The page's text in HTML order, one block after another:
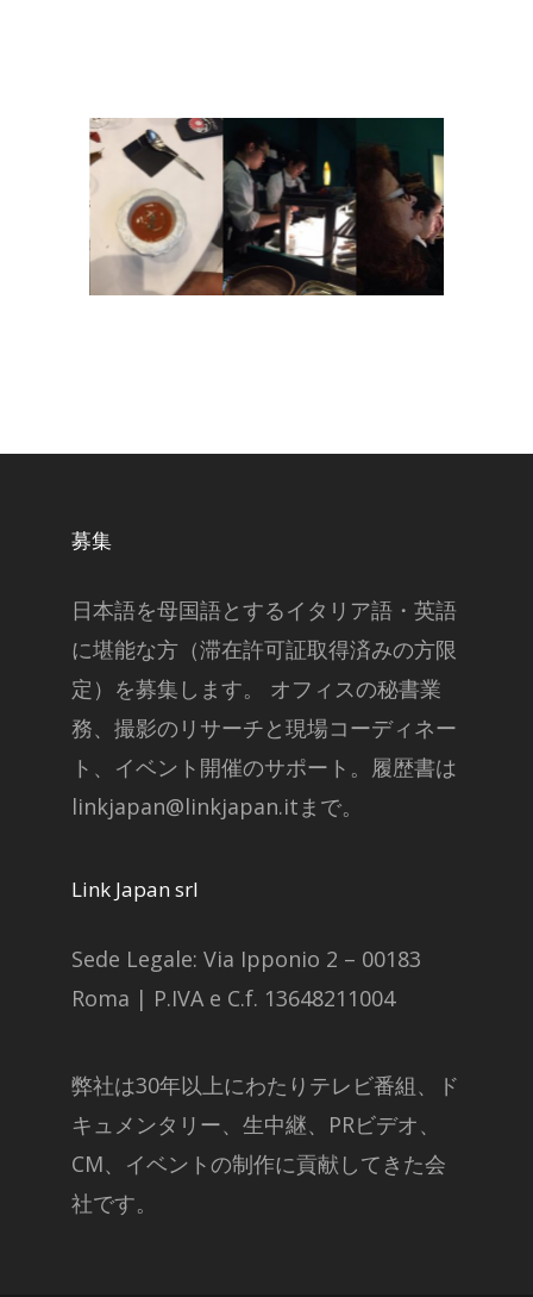
募集
日本語を母国語とするイタリア語・英語
に堪能な方（滞在許可証取得済みの方限
定）を募集します。 オフィスの秘書業
務、撮影のリサーチと現場コーディネー
ト、イベント開催のサポート。履歴書は
linkjapan@linkjapan.itまで。
Link Japan srl
Sede Legale: Via Ipponio 2 – 00183
Roma | P.IVA e C.f. 13648211004
弊社は30年以上にわたりテレビ番組、ド
キュメンタリー、生中継、PRビデオ、
CM、イベントの制作に貢献してきた会
社です。